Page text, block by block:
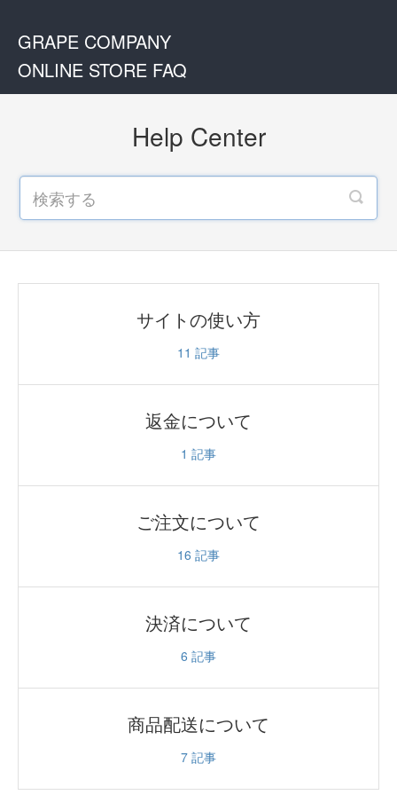
GRAPE COMPANY
ONLINE STORE FAQ
Help Center
サイトの使い方
11 記事
返金について
1 記事
ご注文について
16 記事
決済について
6 記事
商品配送について
7 記事